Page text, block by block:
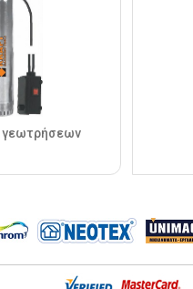
γεωτρήσεων